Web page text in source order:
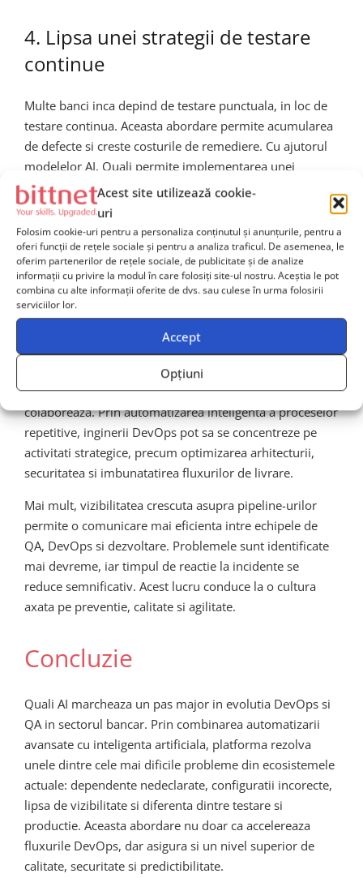
Acest site utilizează cookie-
uri
Folosim cookie-uri pentru a personaliza conținutul și anunțurile, pentru a
oferi funcții de rețele sociale și pentru a analiza traficul. De asemenea, le
oferim partenerilor de rețele sociale, de publicitate și de analize
informații cu privire la modul în care folosiți site-ul nostru. Aceștia le pot
combina cu alte informații oferite de dvs. sau culese în urma folosirii
serviciilor lor.
Accept
Opțiuni
4. Lipsa unei strategii de testare
continue
Multe banci inca depind de testare punctuala, in loc de
testare continua. Aceasta abordare permite acumularea
de defecte si creste costurile de remediere. Cu ajutorul
modelelor AI, Quali permite implementarea unei
strategii complete de testare continua, in care mediile se
adapteaza automat la modificarile de cod.
Impactul asupra culturii
DevOps si a modului de
lucru din echipe
Adoptarea Quali AI nu inseamna doar imbunatatirea
tehnologiei, ci si transformarea modului in care echipele
colaboreaza. Prin automatizarea inteligenta a proceselor
repetitive, inginerii DevOps pot sa se concentreze pe
activitati strategice, precum optimizarea arhitecturii,
securitatea si imbunatatirea fluxurilor de livrare.
Mai mult, vizibilitatea crescuta asupra pipeline-urilor
permite o comunicare mai eficienta intre echipele de
QA, DevOps si dezvoltare. Problemele sunt identificate
mai devreme, iar timpul de reactie la incidente se
reduce semnificativ. Acest lucru conduce la o cultura
axata pe preventie, calitate si agilitate.
Concluzie
Quali AI marcheaza un pas major in evolutia DevOps si
QA in sectorul bancar. Prin combinarea automatizarii
avansate cu inteligenta artificiala, platforma rezolva
unele dintre cele mai dificile probleme din ecosistemele
actuale: dependente nedeclarate, configuratii incorecte,
lipsa de vizibilitate si diferenta dintre testare si
productie. Aceasta abordare nu doar ca accelereaza
fluxurile DevOps, dar asigura si un nivel superior de
calitate, securitate si predictibilitate.